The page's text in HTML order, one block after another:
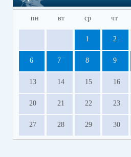
пн вт ср чт
1 2
6 7 8 9
13 14 15 16
20 21 22 23
27 28 29 30